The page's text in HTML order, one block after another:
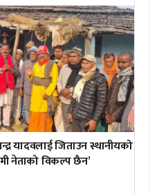
यादवलाई जिताउन स्थानीयको
नेताको विकल्प छैन’